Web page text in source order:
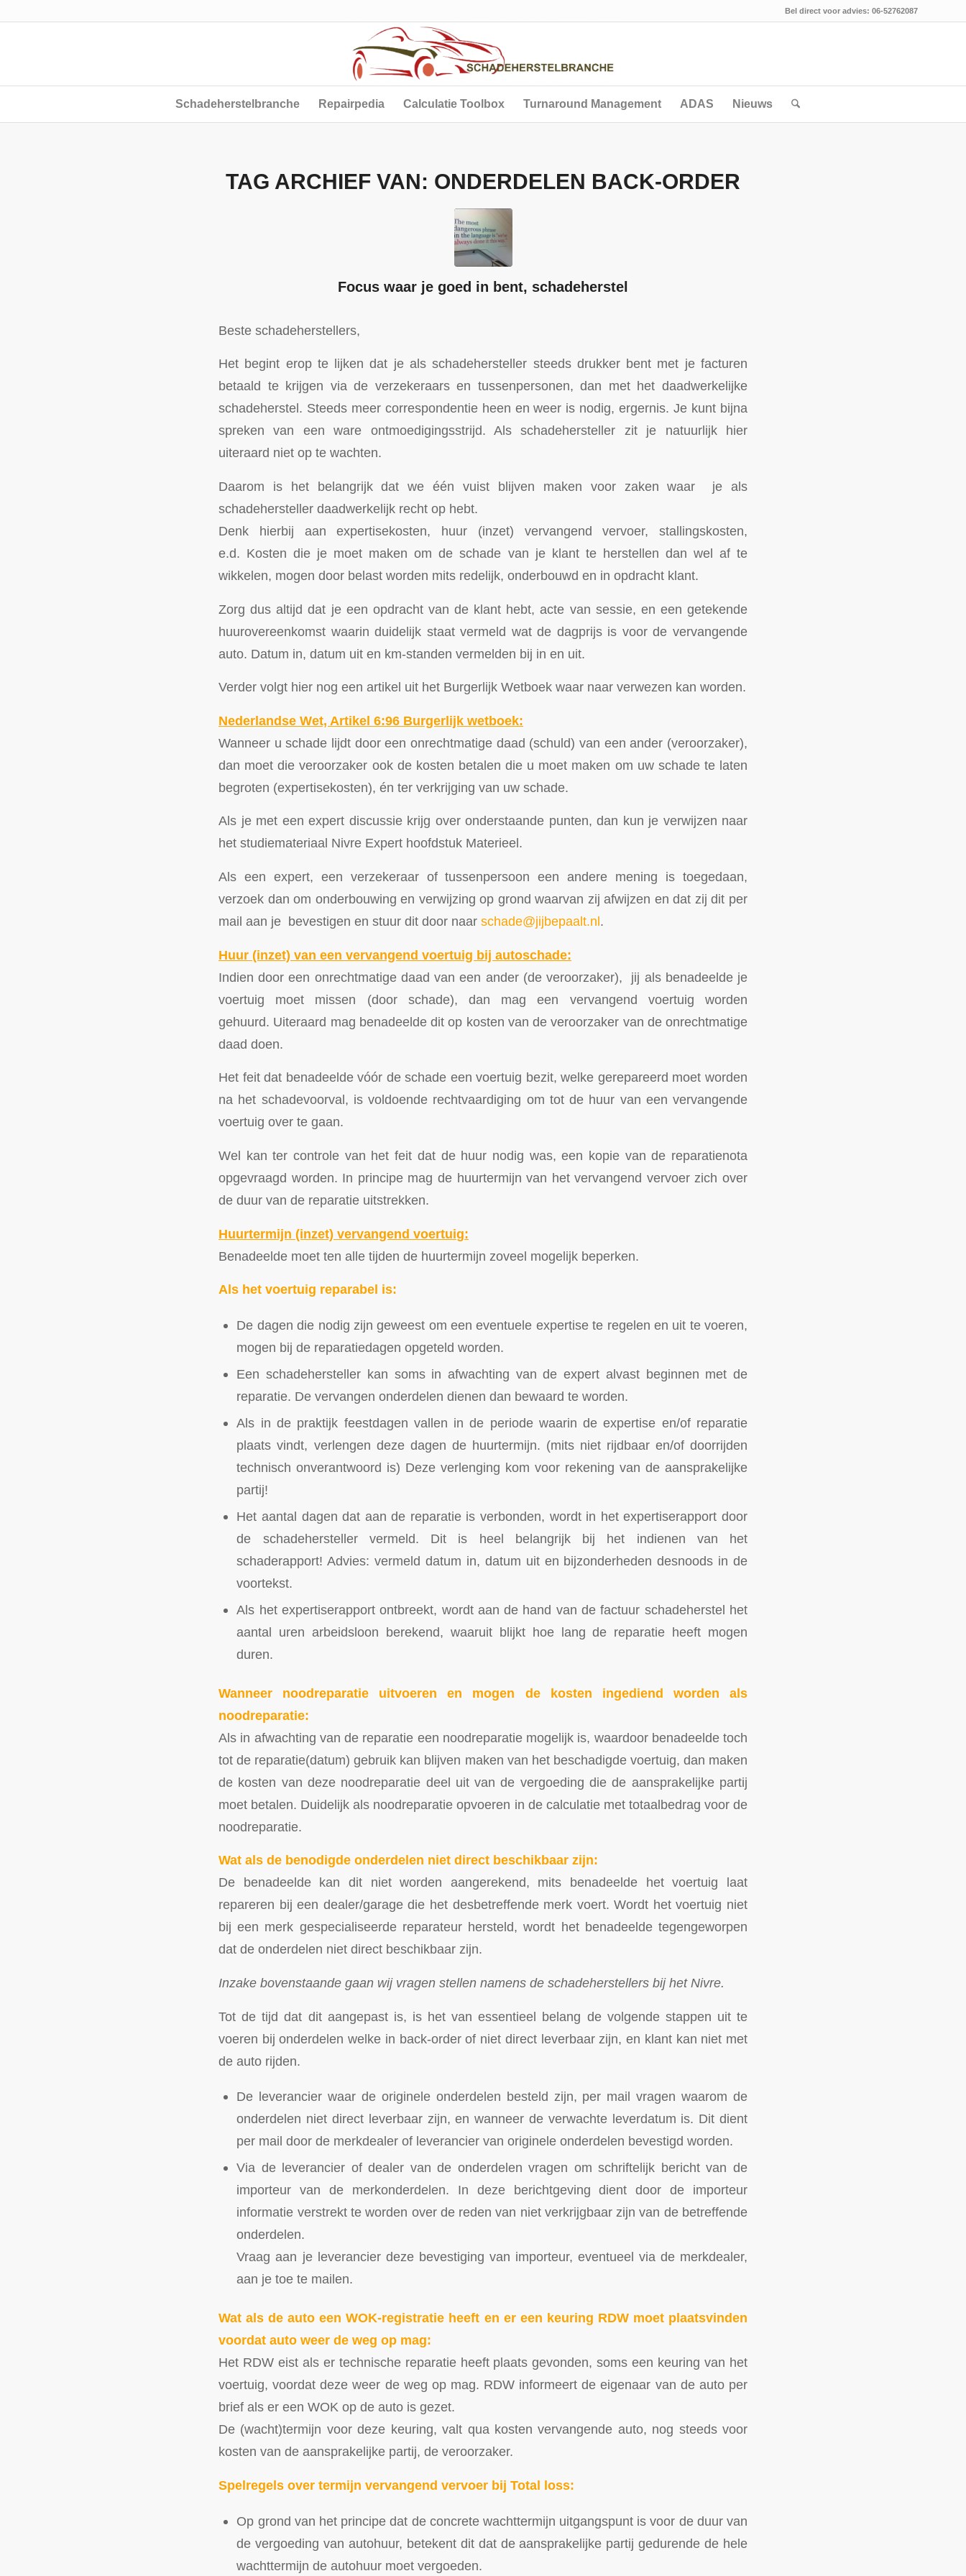
Bel direct voor advies: 06-52762087
Schadeherstelbranche Repairpedia Calculatie Toolbox Turnaround Management ADAS Nieuws
TAG ARCHIEF VAN: ONDERDELEN BACK-ORDER
Focus waar je goed in bent, schadeherstel
Beste schadeherstellers,
Het begint erop te lijken dat je als schadehersteller steeds drukker bent met je facturen
betaald te krijgen via de verzekeraars en tussenpersonen, dan met het daadwerkelijke
schadeherstel. Steeds meer correspondentie heen en weer is nodig, ergernis. Je kunt bijna
spreken van een ware ontmoedigingsstrijd. Als schadehersteller zit je natuurlijk hier
uiteraard niet op te wachten.
Daarom is het belangrijk dat we één vuist blijven maken voor zaken waar je als
schadehersteller daadwerkelijk recht op hebt.
Denk hierbij aan expertisekosten, huur (inzet) vervangend vervoer, stallingskosten,
e.d. Kosten die je moet maken om de schade van je klant te herstellen dan wel af te
wikkelen, mogen door belast worden mits redelijk, onderbouwd en in opdracht klant.
Zorg dus altijd dat je een opdracht van de klant hebt, acte van sessie, en een getekende
huurovereenkomst waarin duidelijk staat vermeld wat de dagprijs is voor de vervangende
auto. Datum in, datum uit en km-standen vermelden bij in en uit.
Verder volgt hier nog een artikel uit het Burgerlijk Wetboek waar naar verwezen kan worden.
Nederlandse Wet, Artikel 6:96 Burgerlijk wetboek:
Wanneer u schade lijdt door een onrechtmatige daad (schuld) van een ander (veroorzaker),
dan moet die veroorzaker ook de kosten betalen die u moet maken om uw schade te laten
begroten (expertisekosten), én ter verkrijging van uw schade.
Als je met een expert discussie krijg over onderstaande punten, dan kun je verwijzen naar
het studiemateriaal Nivre Expert hoofdstuk Materieel.
Als een expert, een verzekeraar of tussenpersoon een andere mening is toegedaan,
verzoek dan om onderbouwing en verwijzing op grond waarvan zij afwijzen en dat zij dit per
mail aan je bevestigen en stuur dit door naar schade@jijbepaalt.nl.
Huur (inzet) van een vervangend voertuig bij autoschade:
Indien door een onrechtmatige daad van een ander (de veroorzaker), jij als benadeelde je
voertuig moet missen (door schade), dan mag een vervangend voertuig worden
gehuurd. Uiteraard mag benadeelde dit op kosten van de veroorzaker van de onrechtmatige
daad doen.
Het feit dat benadeelde vóór de schade een voertuig bezit, welke gerepareerd moet worden
na het schadevoorval, is voldoende rechtvaardiging om tot de huur van een vervangende
voertuig over te gaan.
Wel kan ter controle van het feit dat de huur nodig was, een kopie van de reparatienota
opgevraagd worden. In principe mag de huurtermijn van het vervangend vervoer zich over
de duur van de reparatie uitstrekken.
Huurtermijn (inzet) vervangend voertuig:
Benadeelde moet ten alle tijden de huurtermijn zoveel mogelijk beperken.
Als het voertuig reparabel is:
De dagen die nodig zijn geweest om een eventuele expertise te regelen en uit te voeren,
mogen bij de reparatiedagen opgeteld worden.
Een schadehersteller kan soms in afwachting van de expert alvast beginnen met de
reparatie. De vervangen onderdelen dienen dan bewaard te worden.
Als in de praktijk feestdagen vallen in de periode waarin de expertise en/of reparatie
plaats vindt, verlengen deze dagen de huurtermijn. (mits niet rijdbaar en/of doorrijden
technisch onverantwoord is) Deze verlenging kom voor rekening van de aansprakelijke
partij!
Het aantal dagen dat aan de reparatie is verbonden, wordt in het expertiserapport door
de schadehersteller vermeld. Dit is heel belangrijk bij het indienen van het
schaderapport! Advies: vermeld datum in, datum uit en bijzonderheden desnoods in de
voortekst.
Als het expertiserapport ontbreekt, wordt aan de hand van de factuur schadeherstel het
aantal uren arbeidsloon berekend, waaruit blijkt hoe lang de reparatie heeft mogen
duren.
Wanneer noodreparatie uitvoeren en mogen de kosten ingediend worden als
noodreparatie:
Als in afwachting van de reparatie een noodreparatie mogelijk is, waardoor benadeelde toch
tot de reparatie(datum) gebruik kan blijven maken van het beschadigde voertuig, dan maken
de kosten van deze noodreparatie deel uit van de vergoeding die de aansprakelijke partij
moet betalen. Duidelijk als noodreparatie opvoeren in de calculatie met totaalbedrag voor de
noodreparatie.
Wat als de benodigde onderdelen niet direct beschikbaar zijn:
De benadeelde kan dit niet worden aangerekend, mits benadeelde het voertuig laat
repareren bij een dealer/garage die het desbetreffende merk voert. Wordt het voertuig niet
bij een merk gespecialiseerde reparateur hersteld, wordt het benadeelde tegengeworpen
dat de onderdelen niet direct beschikbaar zijn.
Inzake bovenstaande gaan wij vragen stellen namens de schadeherstellers bij het Nivre.
Tot de tijd dat dit aangepast is, is het van essentieel belang de volgende stappen uit te
voeren bij onderdelen welke in back-order of niet direct leverbaar zijn, en klant kan niet met
de auto rijden.
De leverancier waar de originele onderdelen besteld zijn, per mail vragen waarom de
onderdelen niet direct leverbaar zijn, en wanneer de verwachte leverdatum is. Dit dient
per mail door de merkdealer of leverancier van originele onderdelen bevestigd worden.
Via de leverancier of dealer van de onderdelen vragen om schriftelijk bericht van de
importeur van de merkonderdelen. In deze berichtgeving dient door de importeur
informatie verstrekt te worden over de reden van niet verkrijgbaar zijn van de betreffende
onderdelen.
Vraag aan je leverancier deze bevestiging van importeur, eventueel via de merkdealer,
aan je toe te mailen.
Wat als de auto een WOK-registratie heeft en er een keuring RDW moet plaatsvinden
voordat auto weer de weg op mag:
Het RDW eist als er technische reparatie heeft plaats gevonden, soms een keuring van het
voertuig, voordat deze weer de weg op mag. RDW informeert de eigenaar van de auto per
brief als er een WOK op de auto is gezet.
De (wacht)termijn voor deze keuring, valt qua kosten vervangende auto, nog steeds voor
kosten van de aansprakelijke partij, de veroorzaker.
Spelregels over termijn vervangend vervoer bij Total loss:
Op grond van het principe dat de concrete wachttermijn uitgangspunt is voor de duur van
de vergoeding van autohuur, betekent dit dat de aansprakelijke partij gedurende de hele
wachttermijn de autohuur moet vergoeden.